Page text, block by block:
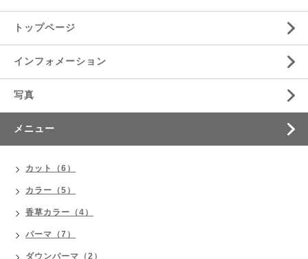
トップページ
インフォメーション
写真
メニュー
カット（6）
カラー（5）
香草カラー（4）
パーマ（7）
ダウンパーマ（2）